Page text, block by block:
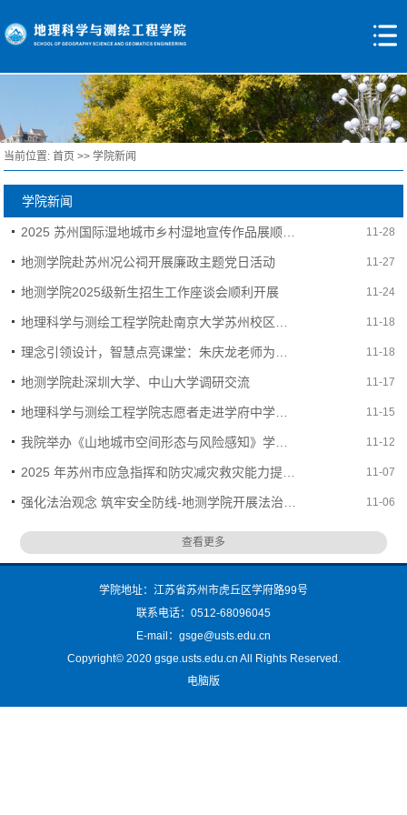
当前位置:首页 >>学院新闻
学院新闻
11-28
地测学院赴苏州况公祠开展廉政主题党日活动 11-27
地测学院2025级新生招生工作座谈会顺利开展 11-24
11-18
11-18
地测学院赴深圳大学、中山大学调研交流 11-17
11-15
11-12
11-07
11-06
查看更多
学院地址：江苏省苏州市虎丘区学府路99号
联系电话：0512-68096045
E-mail：gsge@usts.edu.cn
Copyright© 2020 gsge.usts.edu.cn All Rights Reserved.
电脑版